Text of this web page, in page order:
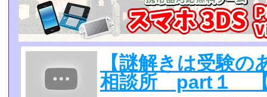
【謎解きは受験
相談所 part１ 【